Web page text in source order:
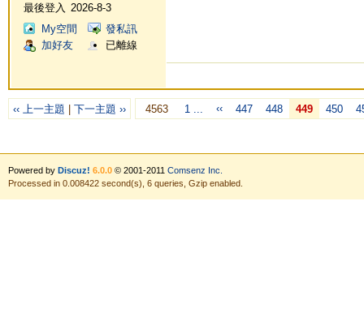
最後登入
2026-8-3
My空間
發私訊
加好友
已離線
‹‹ 上一主題 下一主題 ›› 4563 1 ... ‹‹ 447 448 449 450
Powered by Discuz! 6.0.0© 2001-2011 Comsenz Inc.
Processed in 0.008422 second(s), 6 queries, Gzip enabled.